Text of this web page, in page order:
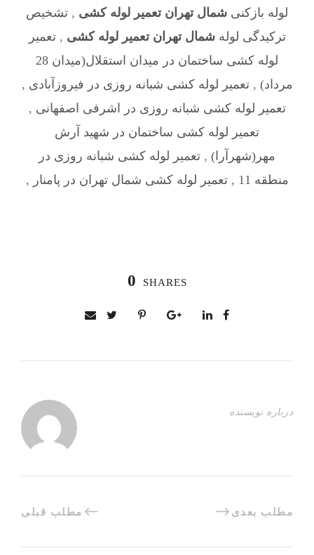
لوله بازکنی شمال تهران تعمیر لوله کشی , تشخیص
ترکیدگی لولهشمال تهران تعمیر لوله کشی ,تعمیر
لوله کشی ساختمان در میدان استقلال(میدان 28
مرداد) ,تعمیر لوله کشی شبانه روزی در فیروزآبادی ,
تعمیر لوله کشی شبانه روزی در اشرفی اصفهانی ,
تعمیر لوله کشی ساختمان در شهيد آرش
مهر(شهرآرا) , تعمیر لوله کشی شبانه روزی در
منطقه 11
,تعمیر لوله کشی شمال تهران در پامنار ,
0 SHARES
درباره نویسنده
مطلب قبلی مطلب بعدی